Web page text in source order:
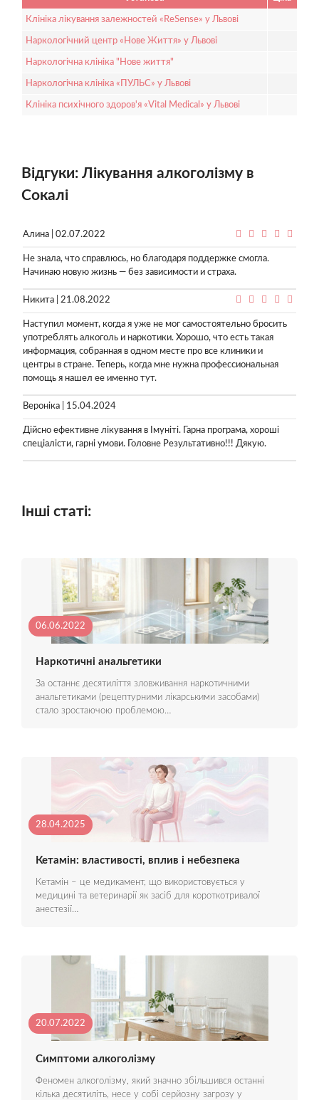
Клініка лікування залежностей «ReSense» у Львові
Наркологічний центр «Нове Життя» у Львові
Наркологічна клініка "Нове життя"
Наркологічна клініка «ПУЛЬС» у Львові
Клініка психічного здоров'я «Vital Medical» у Львові
Відгуки: Лікування алкоголізму в
Сокалі
Алина | 02.07.2022
Не знала, что справлюсь, но благодаря поддержке смогла.
Начинаю новую жизнь — без зависимости и страха.
Никита | 21.08.2022
Наступил момент, когда я уже не мог самостоятельно бросить
употреблять алкоголь и наркотики. Хорошо, что есть такая
информация, собранная в одном месте про все клиники и
центры в стране. Теперь, когда мне нужна профессиональная
помощь я нашел ее именно тут.
Вероніка | 15.04.2024
Дійсно ефективне лікування в Імуніті. Гарна програма, хороші
спеціалісти, гарні умови. Головне Результативно!!! Дякую.
Інші статі:
06.06.2022
Наркотичні анальгетики
За останнє десятиліття зловживання наркотичними
анальгетиками (рецептурними лікарськими засобами)
стало зростаючою проблемою…
28.04.2025
Кетамін: властивості, вплив і небезпека
Кетамін – це медикамент, що використовується у
медицині та ветеринарії як засіб для короткотривалої
анестезії…
20.07.2022
Симптоми алкоголізму
Феномен алкоголізму, який значно збільшився останні
кілька десятиліть, несе у собі серйозну загрозу у